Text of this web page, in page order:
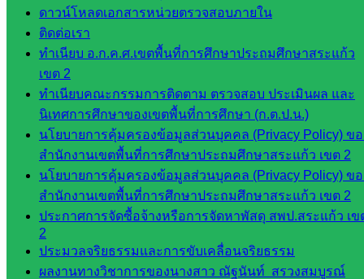
ดาวน์โหลดเอกสารหน่วยตรวจสอบภายใน
ติดต่อเรา
ทำเนียบ อ.ก.ค.ศ.เขตพื้นที่การศึกษาประถมศึกษาสระแก้ว
เขต 2
ทำเนียบคณะกรรมการติดตาม ตรวจสอบ ประเมินผล และ
นิเทศการศึกษาของเขตพื้นที่การศึกษา (ก.ต.ป.น.)
นโยบายการคุ้มครองข้อมูลส่วนบุคคล (Privacy Policy) ข
สำนักงานเขตพื้นที่การศึกษาประถมศึกษาสระแก้ว เขต 2
นโยบายการคุ้มครองข้อมูลส่วนบุคคล (Privacy Policy) ข
สำนักงานเขตพื้นที่การศึกษาประถมศึกษาสระแก้ว เขต 2
ประกาศการจัดซื้อจ้างหรือการจัดหาพัสดุ สพป.สระแก้ว เข
2
ประมวลจริยธรรมและการขับเคลื่อนจริยธรรม
ผลงานทางวิชาการของนางสาว ณัฐนันท์ สรวงสมบูรณ์
เว็บไซต์
คณะ
กรรมการ
ก.ต.ป.น.
เว็บไซต์
อ.ค.ก.ศ.เขต
พื้นที่การ
ศึกษา
ดาวน์โหลด
เอกสาร